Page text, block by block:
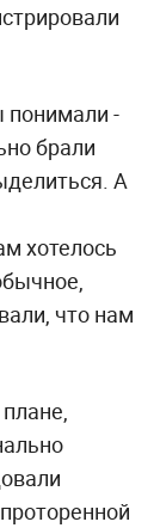
понимали -
брали
А
хотелось
что нам